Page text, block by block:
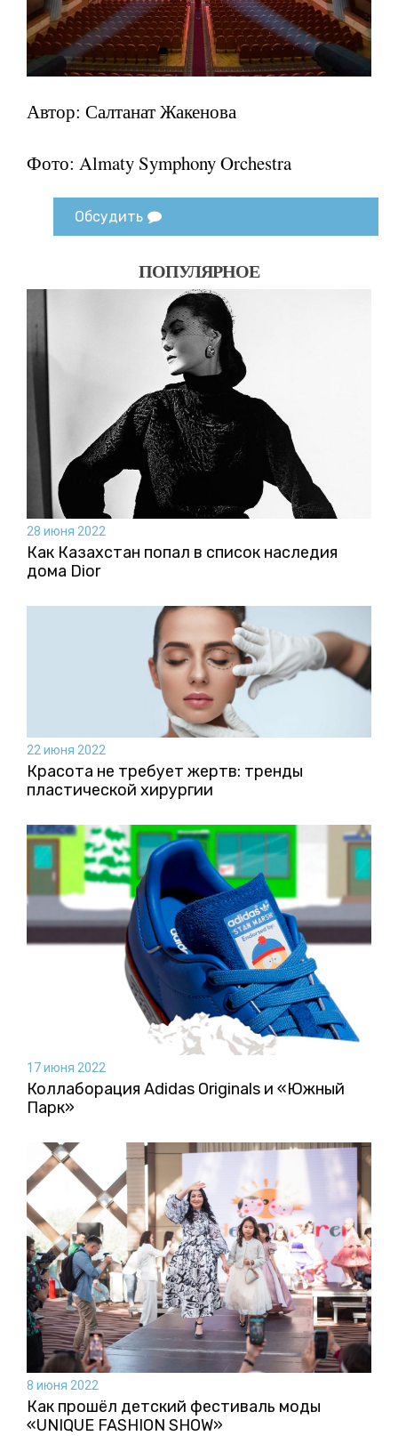
Автор: Салтанат Жакенова
Фото: Almaty Symphony Orchestra
Обсудить
ПОПУЛЯРНОЕ
28 июня 2022
Как Казахстан попал в список наследия
дома Dior
22 июня 2022
Красота не требует жертв: тренды
пластической хирургии
17 июня 2022
Коллаборация Аdidas Originals и «Южный
Парк»
8 июня 2022
Как прошёл детский фестиваль моды
«UNIQUE FASHION SHOW»